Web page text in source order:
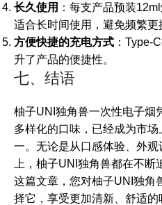
长久使用 ：每支产品预装
适合长时间使用，避免频繁更
方便快捷的充电方式 ：Type-
升了产品的便捷性。
七、结语
柚子UNI独角兽一次性电子烟
多样化的口味，已经成为市
一。无论是从口感体验、外
上，柚子UNI独角兽都在不
这篇文章，您对柚子UNI独角
择它，享受更加清新、舒适的